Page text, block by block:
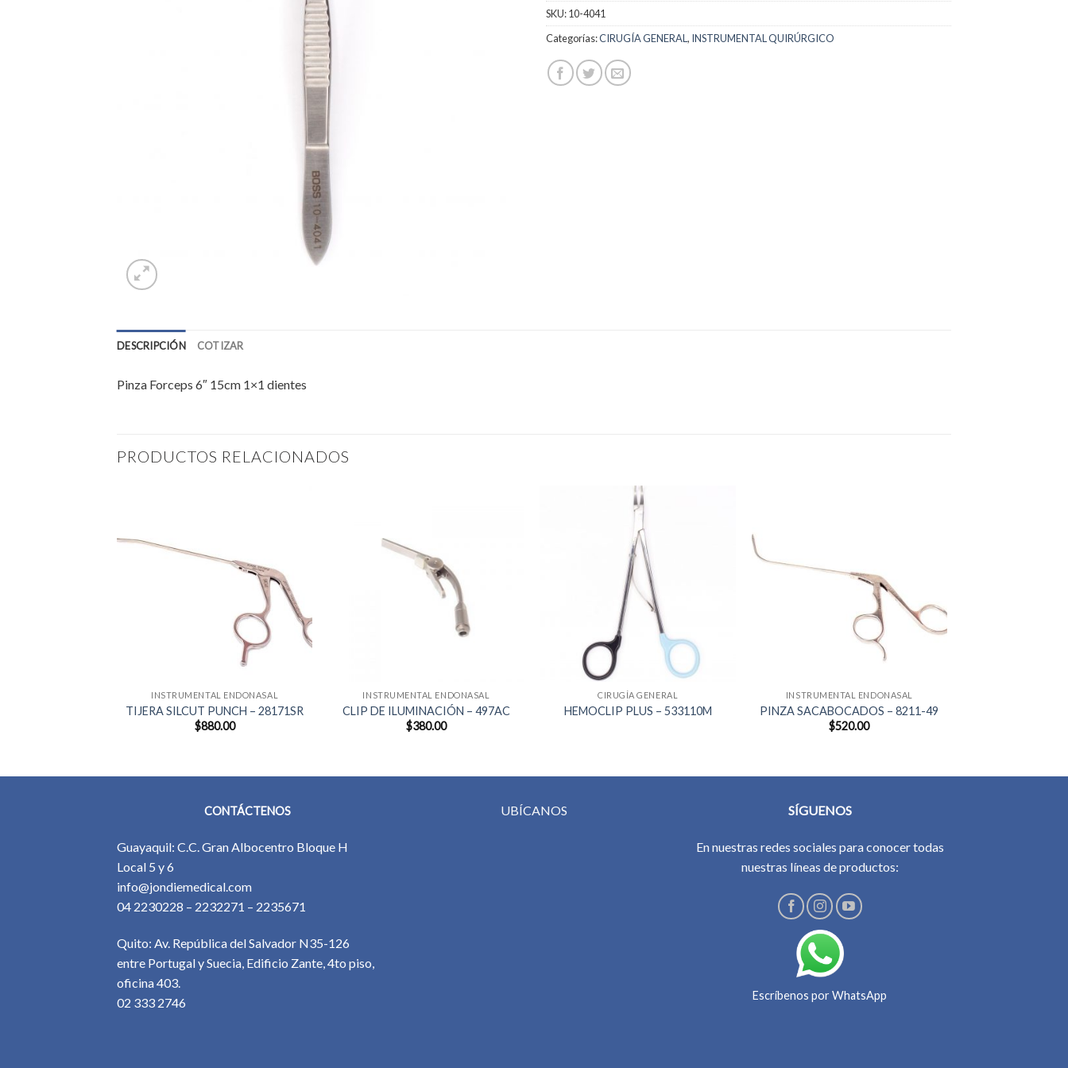
SKU:10-4041
Categorías:CIRUGÍA GENERAL , INSTRUMENTAL QUIRÚRGICO
DESCRIPCIÓN COTIZAR
Pinza Forceps 6″ 15cm 1×1 dientes
PRODUCTOS RELACIONADOS
INSTRUMENTAL ENDONASAL
TIJERA SILCUT PUNCH – 28171SR
$880.00
INSTRUMENTAL ENDONASAL
CLIP DE ILUMINACIÓN – 497AC
$380.00
CIRUGÍA GENERAL
HEMOCLIP PLUS – 533110M
INSTRUMENTAL ENDONASAL
PINZA SACABOCADOS – 8211-49
$520.00
CONTÁCTENOS
Guayaquil: C.C. Gran Albocentro Bloque H
Local 5 y 6
info@jondiemedical.com
04 2230228 – 2232271 – 2235671
Quito: Av. República del Salvador N35-126
entre Portugal y Suecia, Edificio Zante, 4to piso,
oficina 403.
02 333 2746
UBÍCANOS SÍGUENOS
En nuestras redes sociales para conocer todas
nuestras líneas de productos:
Escríbenos por WhatsApp